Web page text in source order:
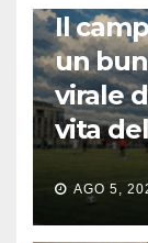
Il
un
virale
vita
AGO 5,
LA STORIA DEL